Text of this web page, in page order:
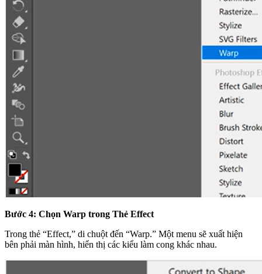
Bước 4: Chọn Warp trong Thẻ Effect
Trong thẻ “Effect,” di chuột đến “Warp.” Một menu sẽ xuất hiện
bên phải màn hình, hiển thị các kiểu làm cong khác nhau.